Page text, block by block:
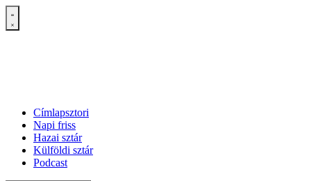
Címlapsztori
Napi friss
Hazai sztár
Külföldi sztár
Podcast